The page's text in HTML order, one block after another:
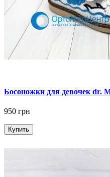
Босоножки для девочек dr.
950 грн
Купить